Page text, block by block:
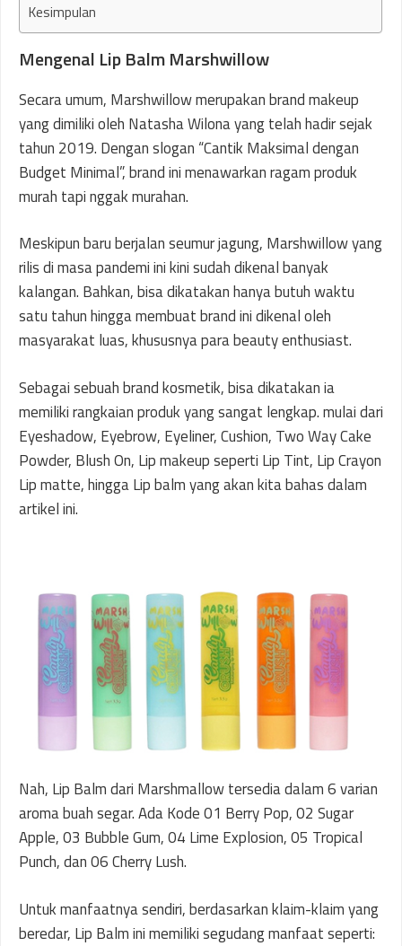
Kesimpulan
Mengenal Lip Balm Marshwillow
Secara umum, Marshwillow merupakan brand makeup
yang dimiliki oleh Natasha Wilona yang telah hadir sejak
tahun 2019. Dengan slogan “Cantik Maksimal dengan
Budget Minimal”, brand ini menawarkan ragam produk
murah tapi nggak murahan.
Meskipun baru berjalan seumur jagung, Marshwillow yang
rilis di masa pandemi ini kini sudah dikenal banyak
kalangan. Bahkan, bisa dikatakan hanya butuh waktu
satu tahun hingga membuat brand ini dikenal oleh
masyarakat luas, khususnya para beauty enthusiast.
Sebagai sebuah brand kosmetik, bisa dikatakan ia
memiliki rangkaian produk yang sangat lengkap. mulai dari
Eyeshadow, Eyebrow, Eyeliner, Cushion, Two Way Cake
Powder, Blush On, Lip makeup seperti Lip Tint, Lip Crayon
Lip matte, hingga Lip balm yang akan kita bahas dalam
artikel ini.
Nah, Lip Balm dari Marshmallow tersedia dalam 6 varian
aroma buah segar. Ada Kode 01 Berry Pop, 02 Sugar
Apple, 03 Bubble Gum, 04 Lime Explosion, 05 Tropical
Punch, dan 06 Cherry Lush.
Untuk manfaatnya sendiri, berdasarkan klaim-klaim yang
beredar, Lip Balm ini memiliki segudang manfaat seperti: